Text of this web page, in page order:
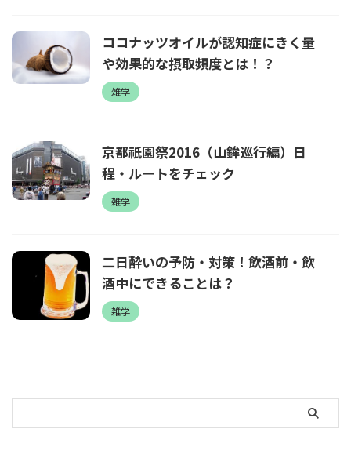
ココナッツオイルが認知症にきく量
や効果的な摂取頻度とは！？
雑学
京都祇園祭2016（山鉾巡行編）日
程・ルートをチェック
雑学
二日酔いの予防・対策！飲酒前・飲
酒中にできることは？
雑学